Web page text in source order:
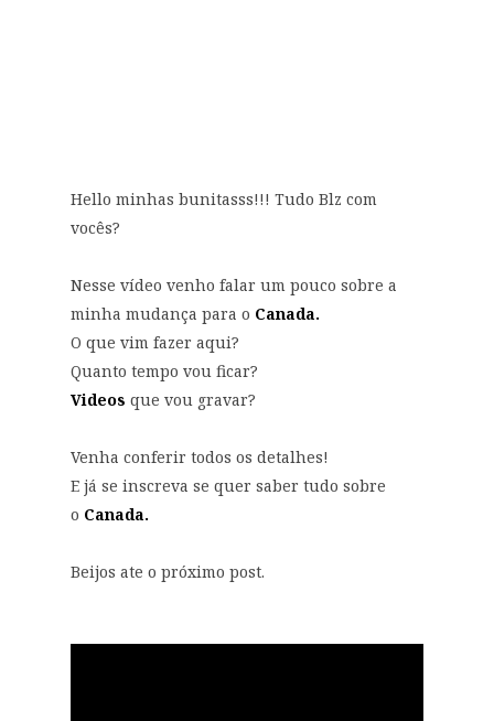
Hello minhas bunitasss!!! Tudo Blz com
vocês?
Nesse vídeo venho falar um pouco sobre a
minha mudança para o Canada.
O que vim fazer aqui?
Quanto tempo vou ficar?
Videos que vou gravar?
Venha conferir todos os detalhes!
E já se inscreva se quer saber tudo sobre
o Canada.
Beijos ate o próximo post.